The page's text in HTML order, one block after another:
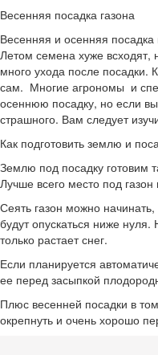
Весенняя посадка газона
Весенняя и осенняя посадка
Летом семена хуже всходят,
много ухода после посадки.
сам. Многие агрономы и
осеннюю посадку, но если
страшного. Вам следует
Как подготовить землю и
Землю под посадку готовим
Лучше всего место под газон
Сеять газон можно
будут опускаться ниже
только растает снег.
Если планируется
ее перед засыпкой
Плюс весенней посадки в
окрепнуть и очень хорошо